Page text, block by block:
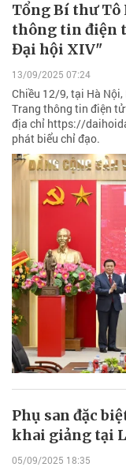
Tổng Bí thư Tô
thông tin điện
Đại hội XIV"
13/09/2025 07:24
Chiều 12/9, tại Hà
Trang thông tin điện
địa chỉ https://
phát biểu chỉ đạo.
Phụ san đặc
khai giảng tại
05/09/2025 18:35